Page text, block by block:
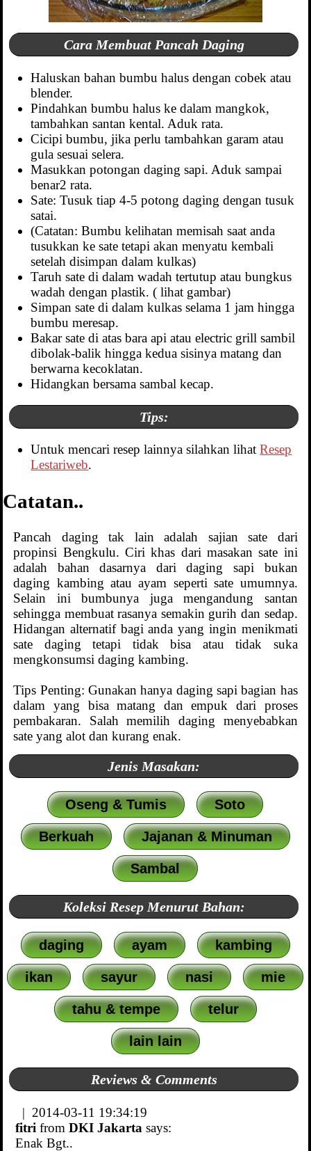
Cara Membuat Pancah Daging
Haluskan bahan bumbu halus dengan cobek atau
blender.
Pindahkan bumbu halus ke dalam mangkok,
tambahkan santan kental. Aduk rata.
Cicipi bumbu, jika perlu tambahkan garam atau
gula sesuai selera.
Masukkan potongan daging sapi. Aduk sampai
benar2 rata.
Sate: Tusuk tiap 4-5 potong daging dengan tusuk
satai.
(Catatan: Bumbu kelihatan memisah saat anda
tusukkan ke sate tetapi akan menyatu kembali
setelah disimpan dalam kulkas)
Taruh sate di dalam wadah tertutup atau bungkus
wadah dengan plastik. ( lihat gambar)
Simpan sate di dalam kulkas selama 1 jam hingga
bumbu meresap.
Bakar sate di atas bara api atau electric grill sambil
dibolak-balik hingga kedua sisinya matang dan
berwarna kecoklatan.
Hidangkan bersama sambal kecap.
Tips:
Untuk mencari resep lainnya silahkan lihatResep
Lestariweb.
Catatan..
Pancah daging tak lain adalah sajian sate dari
propinsi Bengkulu. Ciri khas dari masakan sate ini
adalah bahan dasarnya dari daging sapi bukan
daging kambing atau ayam seperti sate umumnya.
Selain ini bumbunya juga mengandung santan
sehingga membuat rasanya semakin gurih dan sedap.
Hidangan alternatif bagi anda yang ingin menikmati
sate daging tetapi tidak bisa atau tidak suka
mengkonsumsi daging kambing.
Tips Penting: Gunakan hanya daging sapi bagian has
dalam yang bisa matang dan empuk dari proses
pembakaran. Salah memilih daging menyebabkan
sate yang alot dan kurang enak.
Jenis Masakan:
Oseng & Tumis Soto
Berkuah Jajanan & Minuman
Sambal
Koleksi Resep Menurut Bahan:
daging ayam kambing
ikan sayur nasi mie
tahu & tempe telur
lain lain
Reviews & Comments
| 2014-03-11 19:34:19
fitri from DKI Jakarta says:
Enak Bgt..